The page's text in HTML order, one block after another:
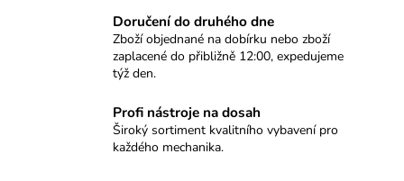
Doručení do druhého dne
Zboží objednané na dobírku nebo zboží
zaplacené do přibližně 12:00, expedujeme
týž den.
Profi nástroje na dosah
Široký sortiment kvalitního vybavení pro
každého mechanika.